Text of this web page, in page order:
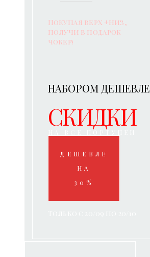
Покупая верх +низ,
получи в подарок
чокер!
НАБОРОМ ДЕШЕВЛЕ
СКИДКИ
НА ВСЕ ПОРТУПЕИ
ДЕШЕВЛЕ
НА
30%